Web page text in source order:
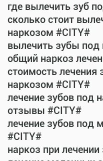
где вылечить зуб
сколько стоит
наркозом #CITY#
вылечить зубы под
общий наркоз
стоимость
наркозом #CITY#
лечение зубов под
отзывы #CITY#
лечение зубов под
#CITY#
наркоз при